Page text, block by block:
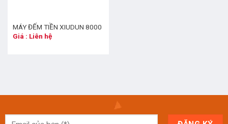
MÁY ĐẾM TIỀN XIUDUN 8000
Giá : Liên hệ